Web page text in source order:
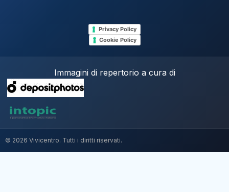
Privacy Policy
Cookie Policy
Immagini di repertorio a cura di
© 2026 Vivicentro. Tutti i diritti riservati.